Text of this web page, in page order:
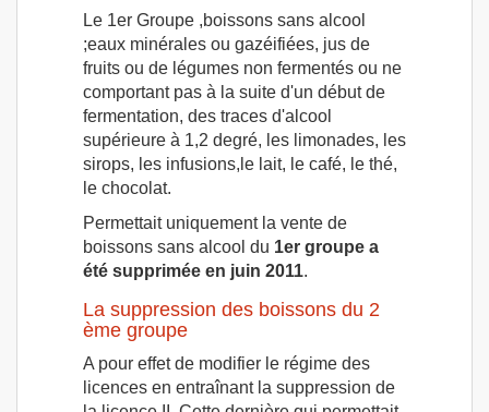
Le 1er Groupe ,boissons sans alcool
;eaux minérales ou gazéifiées, jus de
fruits ou de légumes non fermentés ou ne
comportant pas à la suite d'un début de
fermentation, des traces d'alcool
supérieure à 1,2 degré, les limonades, les
sirops, les infusions,le lait, le café, le thé,
le chocolat.
Permettait uniquement la vente de
boissons sans alcool du 1er groupe a
été supprimée en juin 2011.
La suppression des boissons du 2
ème groupe
A pour effet de modifier le régime des
licences en entraînant la suppression de